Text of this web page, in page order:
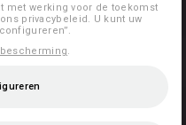
met werking voor de toekomst
privacybeleid. U kunt uw